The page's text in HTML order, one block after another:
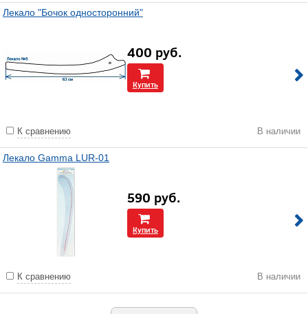
Лекало "Бочок односторонний"
400 руб.
Купить
К сравнению В наличии
Лекало Gamma LUR-01
590 руб.
Купить
К сравнению В наличии